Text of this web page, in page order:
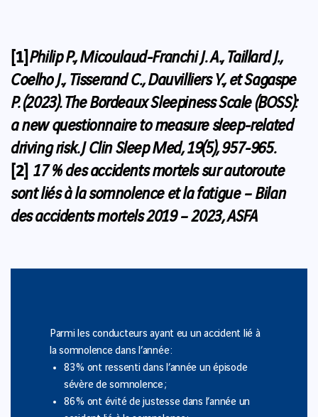
[1]Philip P., Micoulaud-Franchi J. A., Taillard J.,
Coelho J., Tisserand C., Dauvilliers Y., et Sagaspe
P. (2023).The Bordeaux Sleepiness Scale (BOSS):
a new questionnaire to measure sleep-related
driving risk.J Clin Sleep Med, 19(5), 957-965.
[2] 17 % des accidents mortels sur autoroute
sont liés à la somnolence et la fatigue – Bilan
des accidents mortels 2019 – 2023, ASFA
Parmi les conducteurs ayant eu un accident lié à
la somnolence dans l’année :
83 % ont ressenti dans l’année un épisode
sévère de somnolence ;
86 % ont évité de justesse dans l’année un